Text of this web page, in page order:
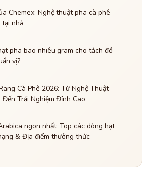
Chemex: Nghệ thuật pha cà phê
tại nhà
pha bao nhiêu gram cho tách đồ
vị?
Cà Phê 2026: Từ Nghệ Thuật
Đến Trải Nghiệm Đỉnh Cao
ngon nhất: Top các dòng hạt
& Địa điểm thưởng thức